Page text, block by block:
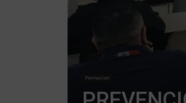
Formacion